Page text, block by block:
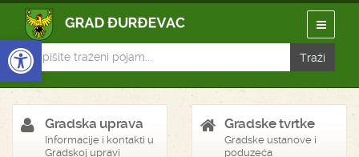
Open toolbar
Gradska uprava
Informacije i kontakti u
Gradskoj upravi
Gradske tvrtke
Gradske ustanove i
poduzeća